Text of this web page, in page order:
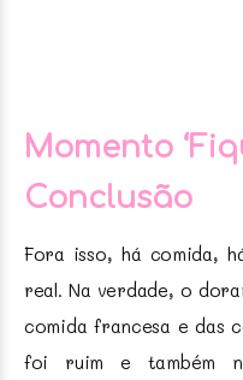
Momento
Conclusão
Fora isso, há comida,
real. Na verdade, o
comida francesa e das
foi ruim e também